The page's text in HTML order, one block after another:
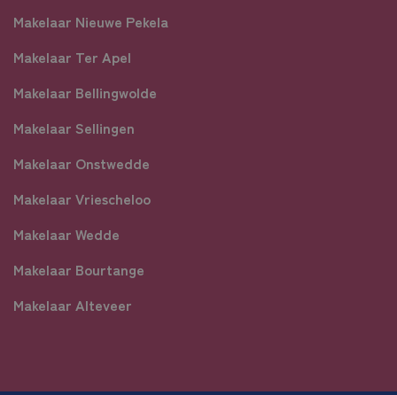
Makelaar Nieuwe Pekela
Makelaar Ter Apel
Makelaar Bellingwolde
Makelaar Sellingen
Makelaar Onstwedde
Makelaar Vriescheloo
Makelaar Wedde
Makelaar Bourtange
Makelaar Alteveer